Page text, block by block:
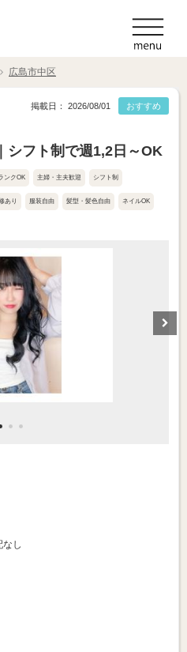
広島市中区
おすすめ
掲載日： 2026/08/01
シフト制で週1,2日～OK
ンクOK 主婦・主夫歓迎 シフト制
あり 服装自由 髪型・髪色自由 ネイルOK
なし